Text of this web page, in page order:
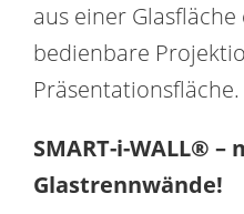
aus einer
bedienbare
Präsentationsfläche.
SMART-i-WALL® –
Glastrennwände!